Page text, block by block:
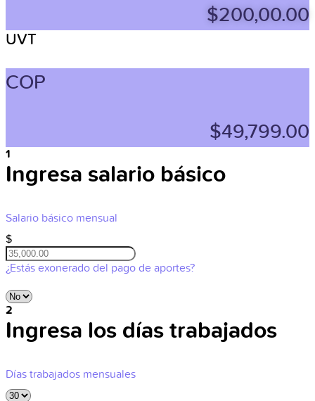
$200,00.00
UVT
COP
$49,799.00
1
Ingresa salario básico
Salario básico mensual
$
¿Estás exonerado del pago de aportes?
2
Ingresa los días trabajados
Días trabajados mensuales